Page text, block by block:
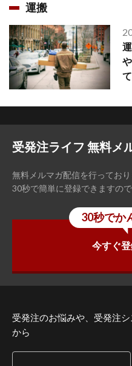
運搬
受発注ライフ 無料メ
無料メルマガ配信を行っており
30秒で簡単に登録できますの
今すぐ
30秒でか
受発注のお悩みや、受発注
から